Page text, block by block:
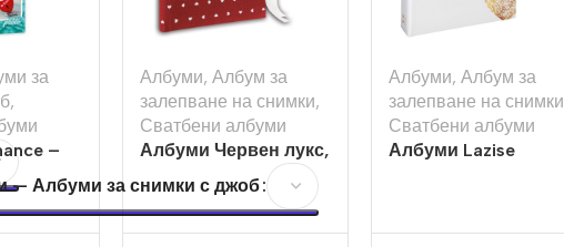
за
,
–
200бр
— Албуми за снимки с джоб
Албуми, Албум за
залепване на снимки,
Сватбени албуми
Албуми Червен лукс,
Албуми, Албум за
залепване на снимки
Сватбени албуми
Албуми Lazise